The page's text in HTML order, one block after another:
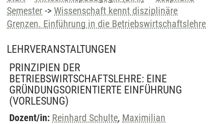
Semester -> Wissenschaft kennt disziplinäre
Grenzen. Einführung in die Betriebswirtschaftslehre
LEHRVERANSTALTUNGEN
PRINZIPIEN DER
BETRIEBSWIRTSCHAFTSLEHRE: EINE
GRÜNDUNGSORIENTIERTE EINFÜHRUNG
(VORLESUNG)
Dozent/in: Reinhard Schulte, Maximilian